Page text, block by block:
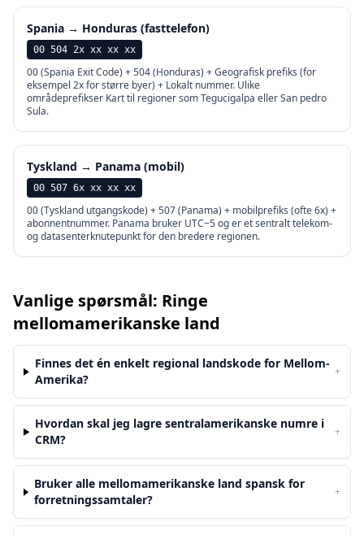
Spania → Honduras (fasttelefon)
00 504 2x xx xx xx
00 (Spania Exit Code) + 504 (Honduras) + Geografisk prefiks (for
eksempel 2x for større byer) + Lokalt nummer. Ulike
områdeprefikser Kart til regioner som Tegucigalpa eller San pedro
Sula.
Tyskland → Panama (mobil)
00 507 6x xx xx xx
00 (Tyskland utgangskode) + 507 (Panama) + mobilprefiks (ofte 6x) +
abonnentnummer. Panama bruker UTC−5 og er et sentralt telekom-
og datasenterknutepunkt for den bredere regionen.
Vanlige spørsmål: Ringe
mellomamerikanske land
Finnes det én enkelt regional landskode for Mellom-
Amerika?
+
Hvordan skal jeg lagre sentralamerikanske numre i
CRM?
+
Bruker alle mellomamerikanske land spansk for
forretningssamtaler?
+